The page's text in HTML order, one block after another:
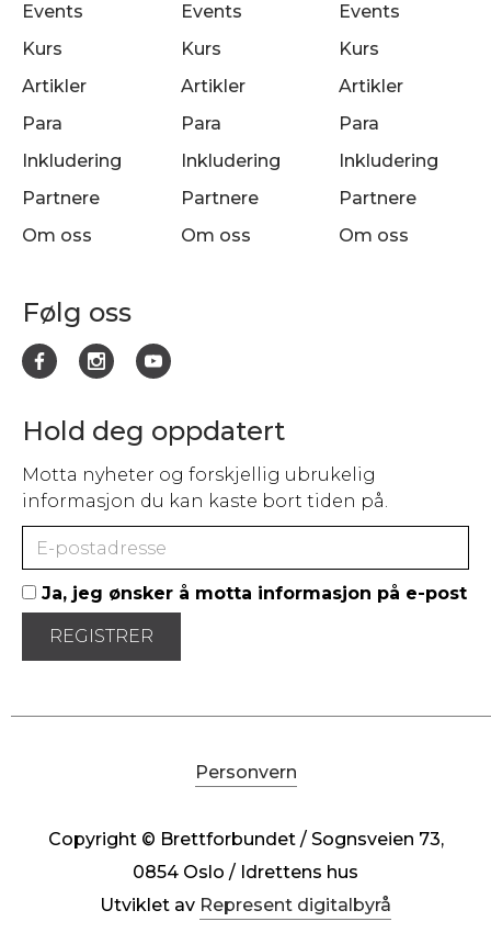
Events
Kurs
Artikler
Para
Inkludering
Partnere
Om oss
Events
Kurs
Artikler
Para
Inkludering
Partnere
Om oss
Events
Kurs
Artikler
Para
Inkludering
Partnere
Om oss
Følg oss
Hold deg oppdatert
Motta nyheter og forskjellig ubrukelig
informasjon du kan kaste bort tiden på.
Ja, jeg ønsker å motta informasjon på e-post
Personvern
Copyright © Brettforbundet / Sognsveien 73,
0854 Oslo / Idrettens hus
Utviklet av Represent digitalbyrå